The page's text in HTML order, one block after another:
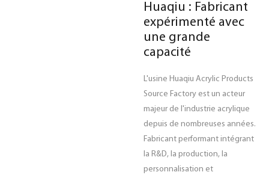
Huaqiu : Fabricant
expérimenté avec
une grande
capacité
L'usine Huaqiu Acrylic Products
Source Factory est un acteur
majeur de l'industrie acrylique
depuis de nombreuses années.
Fabricant performant intégrant
la R&D, la production, la
personnalisation et